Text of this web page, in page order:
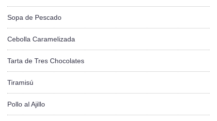
Sopa de Pescado
Cebolla Caramelizada
Tarta de Tres Chocolates
Tiramisú
Pollo al Ajillo